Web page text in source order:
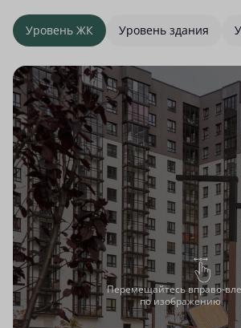
Уровень ЖК Уровень здания
Перемещайтесь вправо-
по изображению